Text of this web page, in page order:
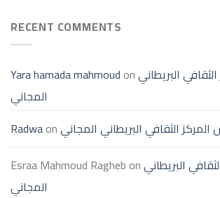
RECENT COMMENTS
Yara hamada mahmoudonالبريطاني
المجاني
Radwaonالثقافي البريطاني المجاني
Esraa Mahmoud Raghebonالبريطاني
المجاني